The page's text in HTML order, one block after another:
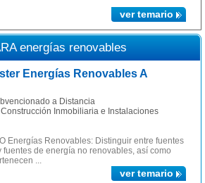
ver temario
energías renovables
Energías Renovables A
a Distancia
Inmobiliaria e Instalaciones
Energías Renovables: Distinguir entre fuentes
de energía no renovables, así como
...
ver temario